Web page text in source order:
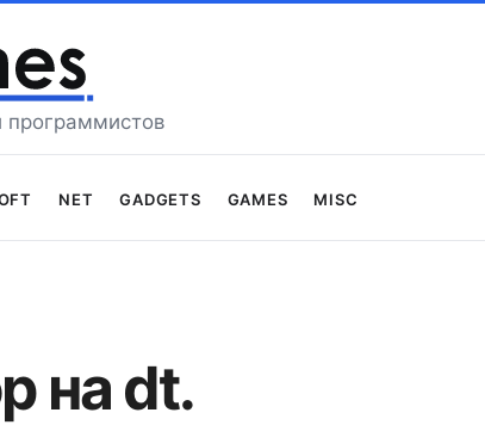
программистов
Net Gadgets Games Misc
на dt.